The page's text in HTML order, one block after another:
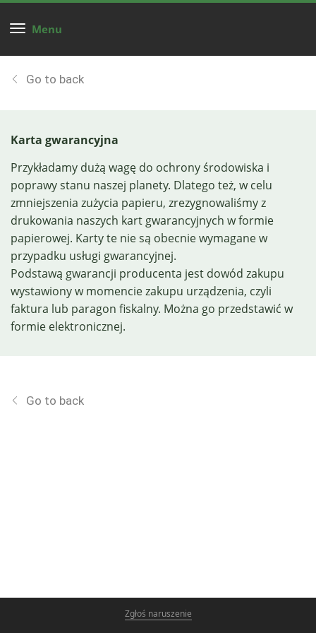
Menu
Go to back
Karta gwarancyjna
Przykładamy dużą wagę do ochrony środowiska i
poprawy stanu naszej planety. Dlatego też, w celu
zmniejszenia zużycia papieru, zrezygnowaliśmy z
drukowania naszych kart gwarancyjnych w formie
papierowej. Karty te nie są obecnie wymagane w
przypadku usługi gwarancyjnej.
Podstawą gwarancji producenta jest dowód zakupu
wystawiony w momencie zakupu urządzenia, czyli
faktura lub paragon fiskalny. Można go przedstawić w
formie elektronicznej.
Go to back
Zgłoś naruszenie